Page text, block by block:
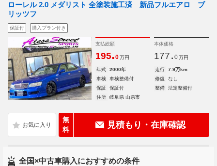
ローレル 2.0 メダリスト 全塗装施工済 新品フルエアロ ブ
リッツフ
保証付 購入プラン付き
支払総額
195.0 万円
本体価格
177. 0 万円
年式 2000年 走行
7.9万km
車検
車検整備付 修復
なし
保証
保証付 整備
法定整備付
住所
岐阜県 山県市
無
料
見積もり・在庫確認
全国×中古車購入におすすめの条件